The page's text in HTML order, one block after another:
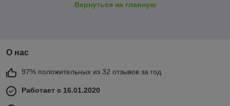
Вернуться на главную
О нас
97% положительных из 32 отзывов за год
Работает с 16.01.2020